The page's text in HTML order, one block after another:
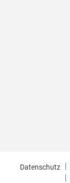
Datenschutz